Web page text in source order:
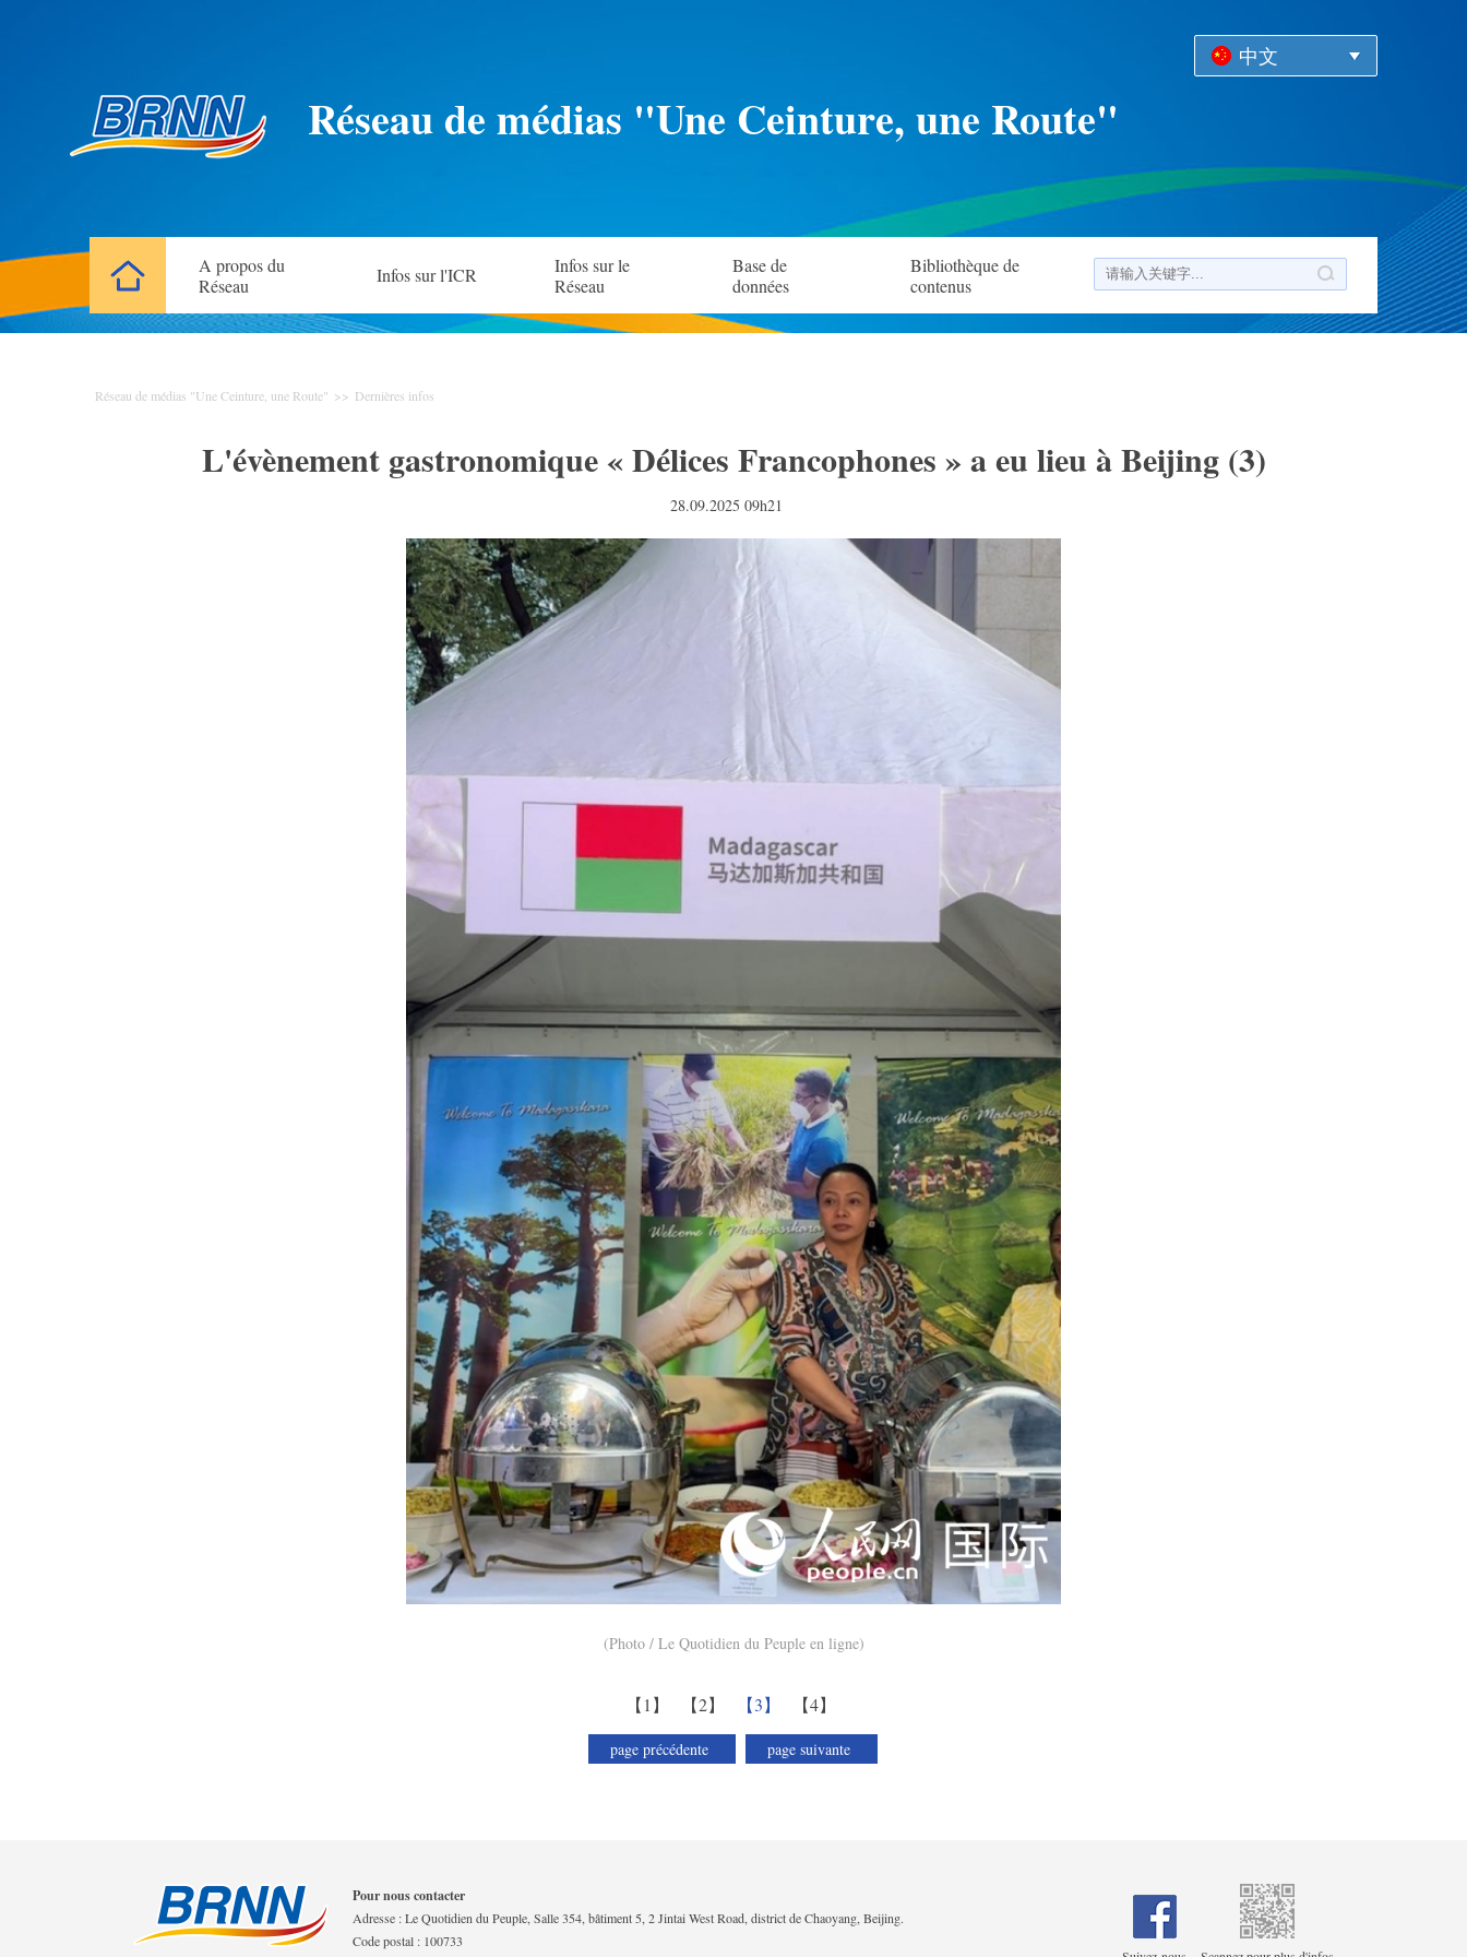
中文
Réseau de médias "Une Ceinture, une Route"
A propos du
Réseau
Infos sur l'ICR
Infos sur le
Réseau
Base de
données
Bibliothèque de
contenus
Réseau de médias "Une Ceinture, une Route" >> Dernières infos
L'évènement gastronomique « Délices Francophones » a eu lieu à Beijing (3)
28.09.2025 09h21
(Photo / Le Quotidien du Peuple en ligne)
【1】 【2】 【3】 【4】
page précédente page suivante
Pour nous contacter
Adresse : Le Quotidien du Peuple, Salle 354, bâtiment 5, 2 Jintai West Road, district de Chaoyang, Beijing.
Code postal : 100733